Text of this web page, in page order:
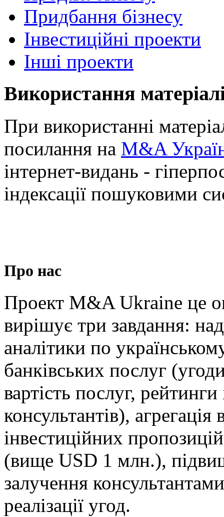
Придбання бізнесу
Інвестиційні проекти
Інші проекти
Використання
При використанні
посилання на M&A
інтернет-видань -
індексації пошуковими
Про нас
Проект M&A Ukraine це
вирішує три завдання:
аналітики по
банківських послуг
вартість послуг, рейтинги
консультантів),
інвестиційних
(вище USD 1 млн.),
залучення
реалізації угод.